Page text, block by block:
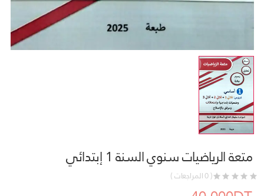
متعة الرياضيات سنوي السنة 1 إبتدائي
( 0 المراجعات )